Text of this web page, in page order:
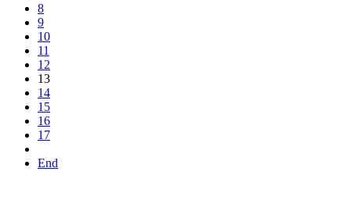
8
9
10
11
12
13
14
15
16
17
End